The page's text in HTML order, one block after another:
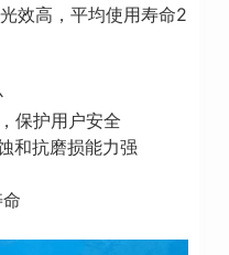
效高，平均使用寿命2
保护用户安全
和抗磨损能力强